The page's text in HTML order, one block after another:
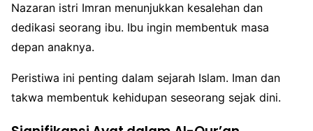
Nazaran istri Imran menunjukkan kesalehan dan
dedikasi seorang ibu. Ibu ingin membentuk masa
depan anaknya.
Peristiwa ini penting dalam sejarah Islam. Iman dan
takwa membentuk kehidupan seseorang sejak dini.